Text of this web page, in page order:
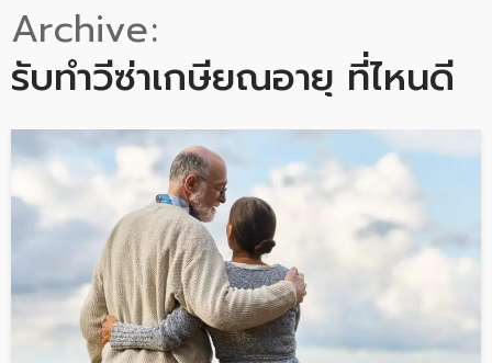
Archive
รับทำวีซ่าเกษียณอายุ ที่ไหนดี